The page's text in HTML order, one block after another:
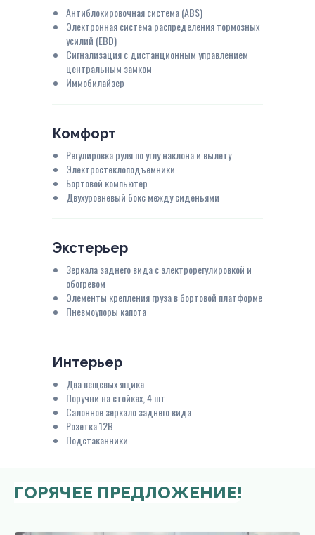
Антиблокировочная система (ABS)
Электронная система распределения тормозных
усилий (EBD)
Сигнализация с дистанционным управлением
центральным замком
Иммобилайзер
Комфорт
Регулировка руля по углу наклона и вылету
Электростеклоподъемники
Бортовой компьютер
Двухуровневый бокс между сиденьями
Экстерьер
Зеркала заднего вида с электрорегулировкой и
обогревом
Элементы крепления груза в бортовой платформе
Пневмоупоры капота
Интерьер
Два вещевых ящика
Поручни на стойках, 4 шт
Салонное зеркало заднего вида
Розетка 12В
Подстаканники
ГОРЯЧЕЕ ПРЕДЛОЖЕНИЕ!